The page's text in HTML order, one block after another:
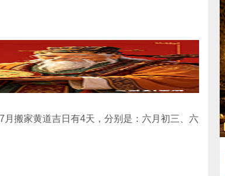
搬家黄道吉日有4天，分别是：六月初三、六